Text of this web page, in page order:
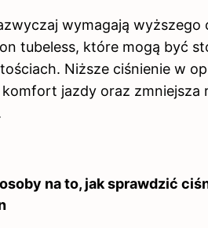
wymagają wyższego
tubeless, które mogą być
Niższe ciśnienie w
jazdy oraz zmniejsza
na to, jak sprawdzić